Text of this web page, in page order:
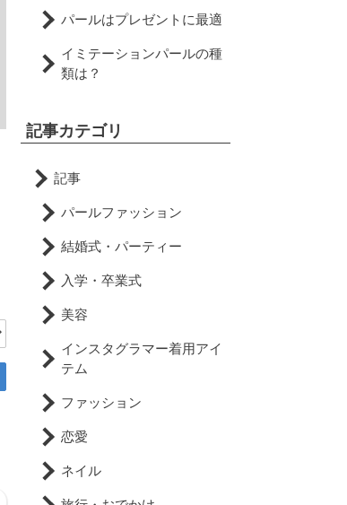
パールはプレゼントに最適
イミテーションパールの種
類は？
記事カテゴリ
記事
パールファッション
結婚式・パーティー
入学・卒業式
美容
インスタグラマー着用アイ
テム
ファッション
恋愛
ネイル